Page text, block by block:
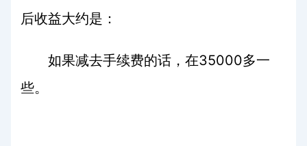
后收益大约是：
如果减去手续费的话，在35000多一
些。